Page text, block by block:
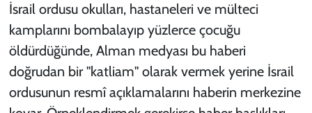
İsrail ordusu okulları, hastaneleri ve mülteci
kamplarını bombalayıp yüzlerce çocuğu
öldürdüğünde, Alman medyası bu haberi
doğrudan bir "katliam" olarak vermek yerine İsrail
ordusunun resmî açıklamalarını haberin merkezine